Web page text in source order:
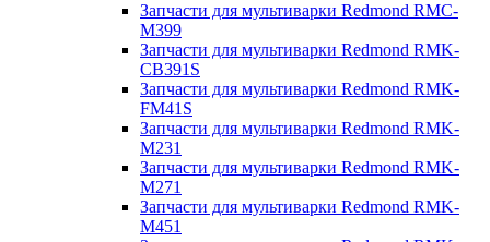
Запчасти для мультиварки Redmond RMC-
M399
Запчасти для мультиварки Redmond RMK-
CB391S
Запчасти для мультиварки Redmond RMK-
FM41S
Запчасти для мультиварки Redmond RMK-
M231
Запчасти для мультиварки Redmond RMK-
M271
Запчасти для мультиварки Redmond RMK-
M451